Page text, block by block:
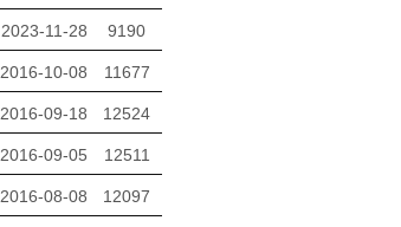
2023-11-28 9190
2016-10-08 11677
2016-09-18 12524
2016-09-05 12511
2016-08-08 12097